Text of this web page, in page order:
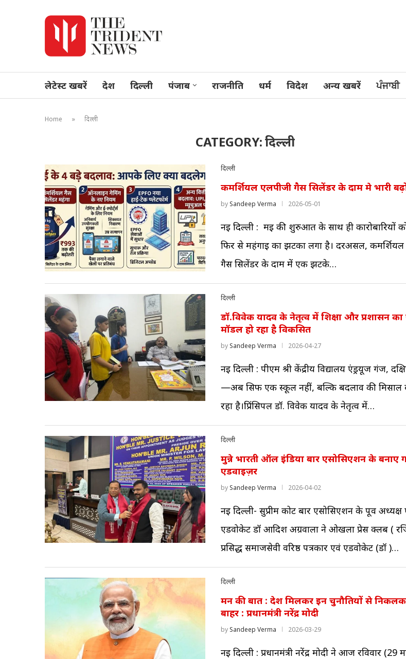
लेटेस्ट खबरें देश दिल्ली पंजाब राजनीति धर्म विदेश अन्य खबरें ਪੰਜਾਬੀ
Home » दिल्ली
CATEGORY:दिल्ली
दिल्ली
कमर्शियल एलपीजी गैस सिलेंडर के दाम मे भारी
by Sandeep Verma 2026-05-01
नई दिल्ली : मई की शुरुआत के साथ ही कारोबारियों
फिर से महंगाई का झटका लगा है। दरअसल,
गैस सिलेंडर के दाम में एक झटके…
दिल्ली
डॉ.विवेक यादव के नेतृत्व में शिक्षा और प्रशासन
मॉडल हो रहा है विकसित
by Sandeep Verma 2026-04-27
नई दिल्ली : पीएम श्री केंद्रीय विद्यालय एंड्रयूज गंज,
—अब सिर्फ एक स्कूल नहीं, बल्कि बदलाव की मिसाल
रहा है।प्रिंसिपल डॉ. विवेक यादव के नेतृत्व में…
दिल्ली
मुन्ने भारती ऑल इंडिया बार एसोसिएशन के बनाए
एडवाइज़र
by Sandeep Verma 2026-04-02
नई दिल्ली- सुप्रीम कोर्ट बार एसोसिएशन के पूर्व अध्यक्ष
एडवोकेट डॉ आदिश अग्रवाला ने ओखला प्रेस क्लब (
प्रसिद्ध समाजसेवी वरिष्ठ पत्रकार एवं एडवोकेट (डॉ )…
दिल्ली
मन की बात : देश मिलकर इन चुनौतियों से
बाहर : प्रधानमंत्री नरेंद्र मोदी
by Sandeep Verma 2026-03-29
नई दिल्ली : प्रधानमंत्री नरेंद्र मोदी ने आज रविवार (29